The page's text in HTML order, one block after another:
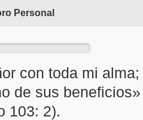
Personal
con toda mi alma;
de sus beneficios»
103: 2).